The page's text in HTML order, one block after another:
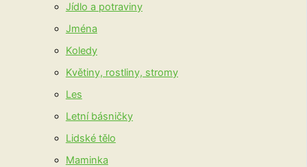
Jídlo a potraviny
Jména
Koledy
Květiny, rostliny, stromy
Les
Letní básničky
Lidské tělo
Maminka